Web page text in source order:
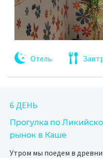
Отель
6 ДЕНЬ
Прогулка по
рынок в Каше
Утром мы поедем в